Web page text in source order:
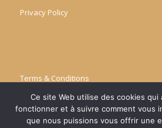
Privacy Policy
Terms & Conditions
Ce site Web utilise des cookies qui
fonctionner et à suivre comment vous
que nous puissions vous offrir une